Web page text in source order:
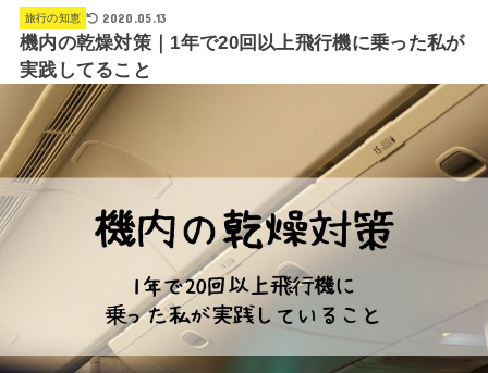
旅行の知恵 2020.05.13
機内の乾燥対策｜1年で20回以上飛行機に乗った私が
実践してること